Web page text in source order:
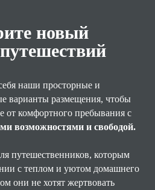
новый
наши просторные и
варианты размещения, чтобы
от комфортного пребывания с
возможностями и свободой.
путешественников, которым
с теплом и уютом домашнего
они не хотят жертвовать